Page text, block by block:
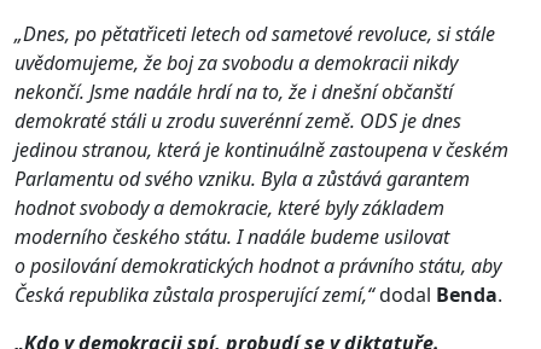
„Dnes, po pětatřiceti letech od sametové revoluce, si stále
uvědomujeme, že boj za svobodu a demokracii nikdy
nekončí. Jsme nadále hrdí na to, že i dnešní občanští
demokraté stáli u zrodu suverénní země. ODS je dnes
jedinou stranou, která je kontinuálně zastoupena v českém
Parlamentu od svého vzniku. Byla a zůstává garantem
hodnot svobody a demokracie, které byly základem
moderního českého státu. I nadále budeme usilovat
o posilování demokratických hodnot a právního státu, aby
Česká republika zůstala prosperující zemí,“dodal Benda.
„Kdo v demokracii spí, probudí se v diktatuře.